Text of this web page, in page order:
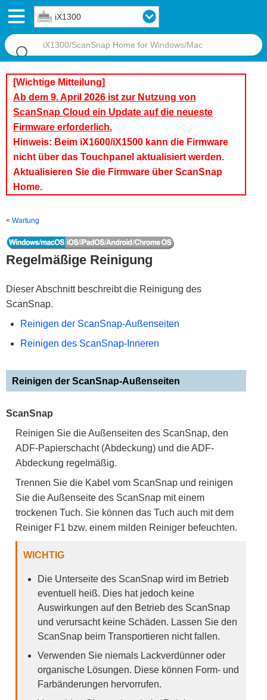
iX1300
[Wichtige Mitteilung]
Ab dem 9. April 2026 ist zur Nutzung von
ScanSnap Cloud ein Update auf die neueste
Firmware erforderlich.
Hinweis: Beim iX1600/iX1500 kann die Firmware
nicht über das Touchpanel aktualisiert werden.
Aktualisieren Sie die Firmware über ScanSnap
Home.
Wartung
Regelmäßige Reinigung
Dieser Abschnitt beschreibt die Reinigung des
ScanSnap.
Reinigen der ScanSnap-Außenseiten
Reinigen des ScanSnap-Inneren
Reinigen der ScanSnap-Außenseiten
ScanSnap
Reinigen Sie die Außenseiten des ScanSnap, den
ADF-Papierschacht (Abdeckung) und die ADF-
Abdeckung regelmäßig.
Trennen Sie die Kabel vom ScanSnap und reinigen
Sie die Außenseite des ScanSnap mit einem
trockenen Tuch. Sie können das Tuch auch mit dem
Reiniger F1 bzw. einem milden Reiniger befeuchten.
WICHTIG
Die Unterseite des ScanSnap wird im Betrieb
eventuell heiß. Dies hat jedoch keine
Auswirkungen auf den Betrieb des ScanSnap
und verursacht keine Schäden. Lassen Sie den
ScanSnap beim Transportieren nicht fallen.
Verwenden Sie niemals Lackverdünner oder
organische Lösungen. Diese können Form- und
Farbänderungen hervorrufen.